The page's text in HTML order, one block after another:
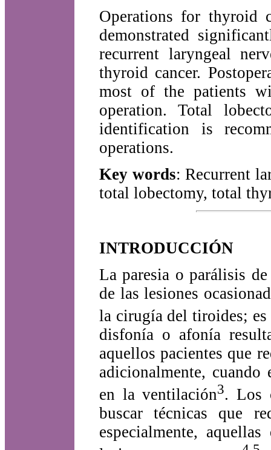
Operations for thyroid
demonstrated
recurrent laryngeal
thyroid cancer.
most of the patients
operation. Total
identification is
operations.
Key words: Recurrent
total lobectomy, total
INTRODUCCIÓN
La paresia o parálisis
de las lesiones
la cirugía del tiroides; es
disfonía o afonía
aquellos pacientes que
adicionalmente,
en la ventilación3. Los
buscar técnicas que
especialmente,